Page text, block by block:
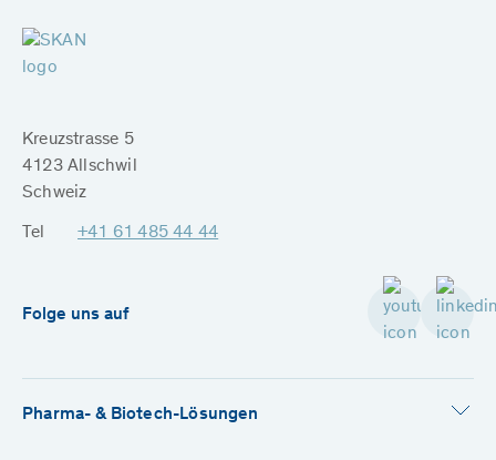
Kreuzstrasse 5
4123 Allschwil
Schweiz
Tel +41 61 485 44 44
Folge uns auf
Pharma- & Biotech-Lösungen